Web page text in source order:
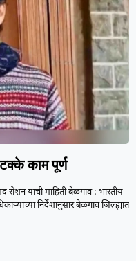
काम पूर्ण
रोशन यांची माहिती बेळगाव : भारतीय
निर्देशानुसार बेळगाव जिल्ह्यात